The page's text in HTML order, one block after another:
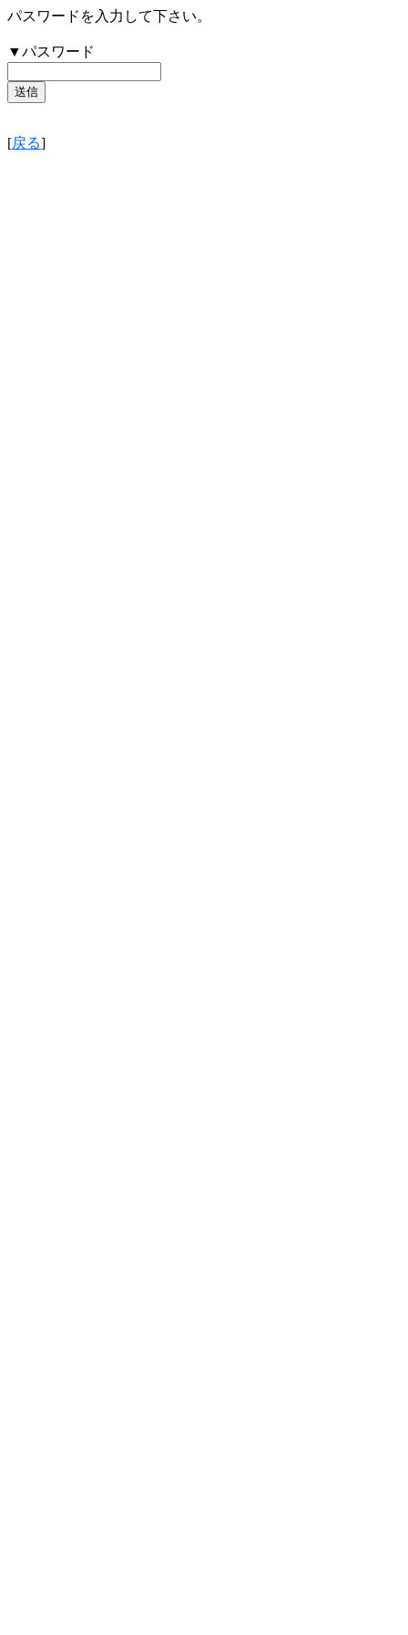
パスワードを入力して下さい。
▼パスワード
[戻る]